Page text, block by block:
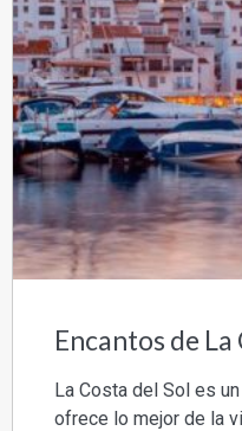
Encantos de La
La Costa del Sol es
ofrece lo mejor de la